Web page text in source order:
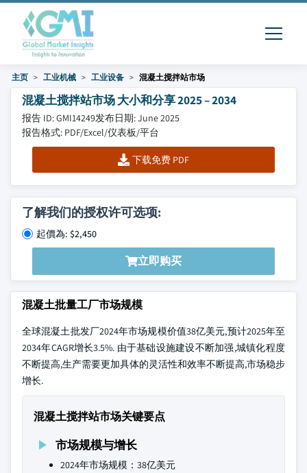
主页 工业机械 工业设备 混凝土搅拌站市场
混凝土搅拌站市场 大小和分享 2025 – 2034
报告 ID: GMI14249发布日期: June 2025
报告格式: PDF/Excel/仪表板/平台
下载免费 PDF
了解我们的授权许可选项:
起價為: $2,450
立即购买
混凝土批量工厂市场规模
全球混凝土批发厂2024年市场规模价值38亿美元,预计2025年至
2034年CAGR增长3.5%. 由于基础设施建设不断加强,城镇化程度
不断提高,生产需要更加具体的灵活性和效率不断提高,市场稳步
增长.
混凝土搅拌站市场关键要点
市场规模与增长
2024年市场规模：38亿美元